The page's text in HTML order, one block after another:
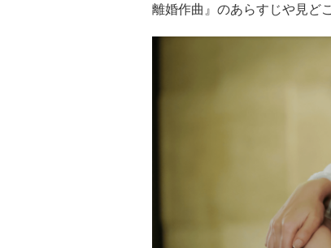
離婚作曲』のあらすじや見ど